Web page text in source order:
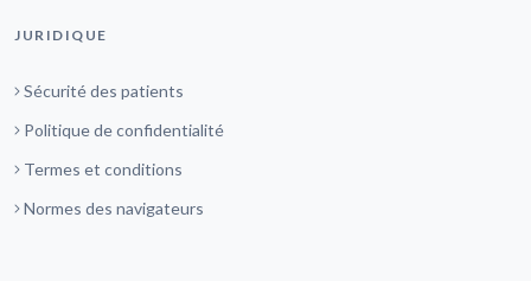
JURIDIQUE
Sécurité des patients
Politique de confidentialité
Termes et conditions
Normes des navigateurs